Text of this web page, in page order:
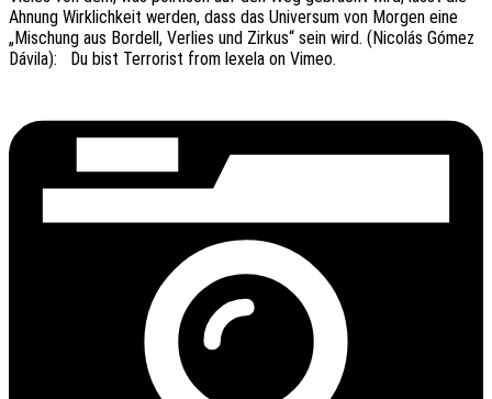
Ahnung Wirk­lich­keit werden, dass das Univer­sum von Morgen eine
„Mischung aus Bordell, Verlies und Zirkus“ sein wird. (Nicolás Gómez
Dávila): Du bist Terro­rist from lexela on Vimeo.